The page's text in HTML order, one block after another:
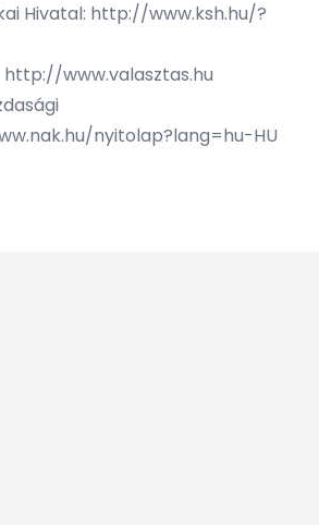
Hivatal: http://www.ksh.hu/?
http://www.valasztas.hu
nyitolap?lang=hu-HU